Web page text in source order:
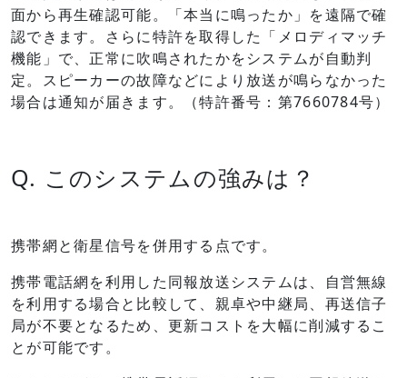
面から再生確認可能。「本当に鳴ったか」を遠隔で確
認できます。さらに特許を取得した「メロディマッチ
機能」で、正常に吹鳴されたかをシステムが自動判
定。スピーカーの故障などにより放送が鳴らなかった
場合は通知が届きます。（特許番号：第7660784号）
Q. このシステムの強みは？
携帯網と衛星信号を併用する点です。
携帯電話網を利用した同報放送システムは、自営無線
を利用する場合と比較して、親卓や中継局、再送信子
局が不要となるため、更新コストを大幅に削減するこ
とが可能です。